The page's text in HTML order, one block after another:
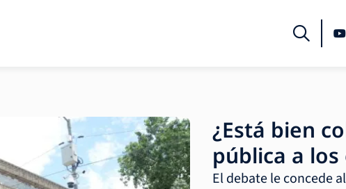
¿Está bien
pública a
El debate le concede